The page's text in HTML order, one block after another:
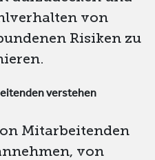
von
Risiken zu
verstehen
Mitarbeitenden
von